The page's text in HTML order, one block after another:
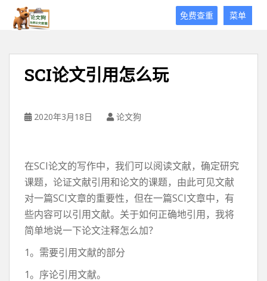
菜单
免费查重
SCI论文引用怎么玩
2020年3月18日 论文狗
在SCI论文的写作中，我们可以阅读文献，确定研究
课题，论证文献引用和论文的课题，由此可见文献
对一篇SCI文章的重要性，但在一篇SCI文章中，有
些内容可以引用文献。关于如何正确地引用，我将
简单地说一下论文注释怎么加？
1。需要引用文献的部分
1。序论引用文献。